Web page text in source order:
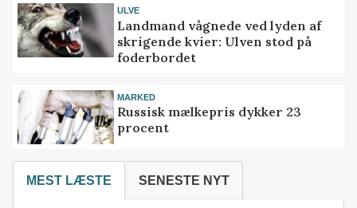
ULVE
Landmand vågnede ved lyden af
skrigende kvier: Ulven stod på
foderbordet
MARKED
Russisk mælkepris dykker 23
procent
MEST LÆSTE SENESTE NYT